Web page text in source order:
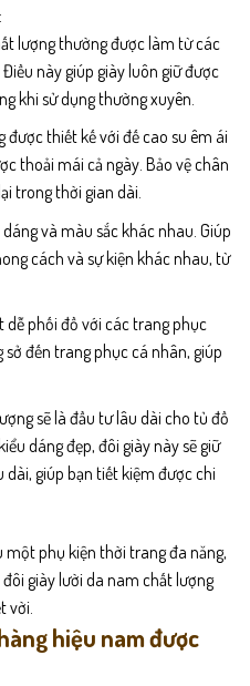
lượng thường được làm từ các
này giúp giày luôn giữ được
khi sử dụng thường xuyên.
thiết kế với đế cao su êm ái
thoải mái cả ngày. Bảo vệ chân
trong thời gian dài.
và màu sắc khác nhau. Giúp
cách và sự kiện khác nhau, từ
dễ phối đồ với các trang phục
đến trang phục cá nhân, giúp
sẽ là đầu tư lâu dài cho tủ đồ
dáng đẹp, đôi giày này sẽ giữ
giúp bạn tiết kiệm được chi
một phụ kiện thời trang đa năng,
giày lười da nam chất lượng
vời.
hiệu nam được